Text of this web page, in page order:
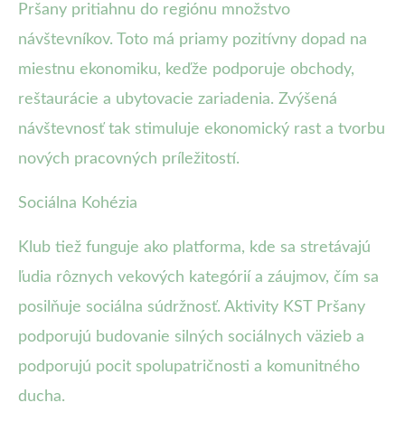
Pršany pritiahnu do regiónu množstvo
návštevníkov. Toto má priamy pozitívny dopad na
miestnu ekonomiku, keďže podporuje obchody,
reštaurácie a ubytovacie zariadenia. Zvýšená
návštevnosť tak stimuluje ekonomický rast a tvorbu
nových pracovných príležitostí.
Sociálna Kohézia
Klub tiež funguje ako platforma, kde sa stretávajú
ľudia rôznych vekových kategórií a záujmov, čím sa
posilňuje sociálna súdržnosť. Aktivity KST Pršany
podporujú budovanie silných sociálnych väzieb a
podporujú pocit spolupatričnosti a komunitného
ducha.